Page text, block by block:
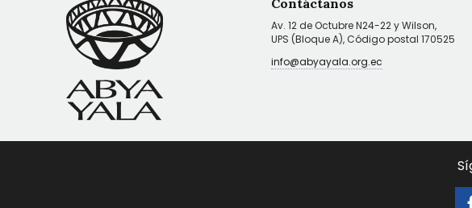
Av. 12 de Octubre N24-22 y Wilson,
UPS (Bloque A), Código postal 170525
info@abyayala.org.ec